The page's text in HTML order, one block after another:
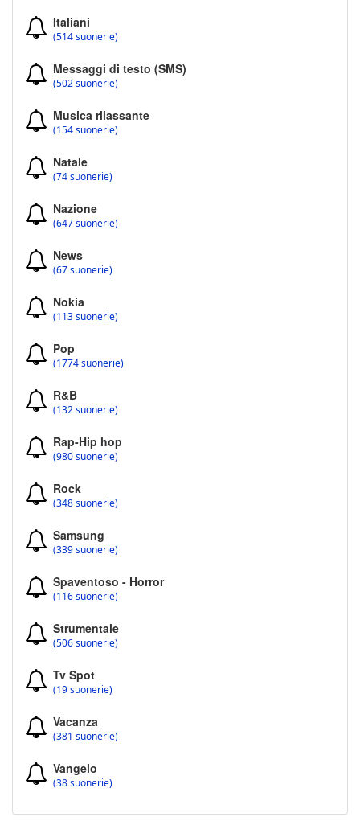
Italiani
(514 suonerie)
Messaggi di testo (SMS)
(502 suonerie)
Musica rilassante
(154 suonerie)
Natale
(74 suonerie)
Nazione
(647 suonerie)
News
(67 suonerie)
Nokia
(113 suonerie)
Pop
(1774 suonerie)
R&B
(132 suonerie)
Rap-Hip hop
(980 suonerie)
Rock
(348 suonerie)
Samsung
(339 suonerie)
Spaventoso - Horror
(116 suonerie)
Strumentale
(506 suonerie)
Tv Spot
(19 suonerie)
Vacanza
(381 suonerie)
Vangelo
(38 suonerie)